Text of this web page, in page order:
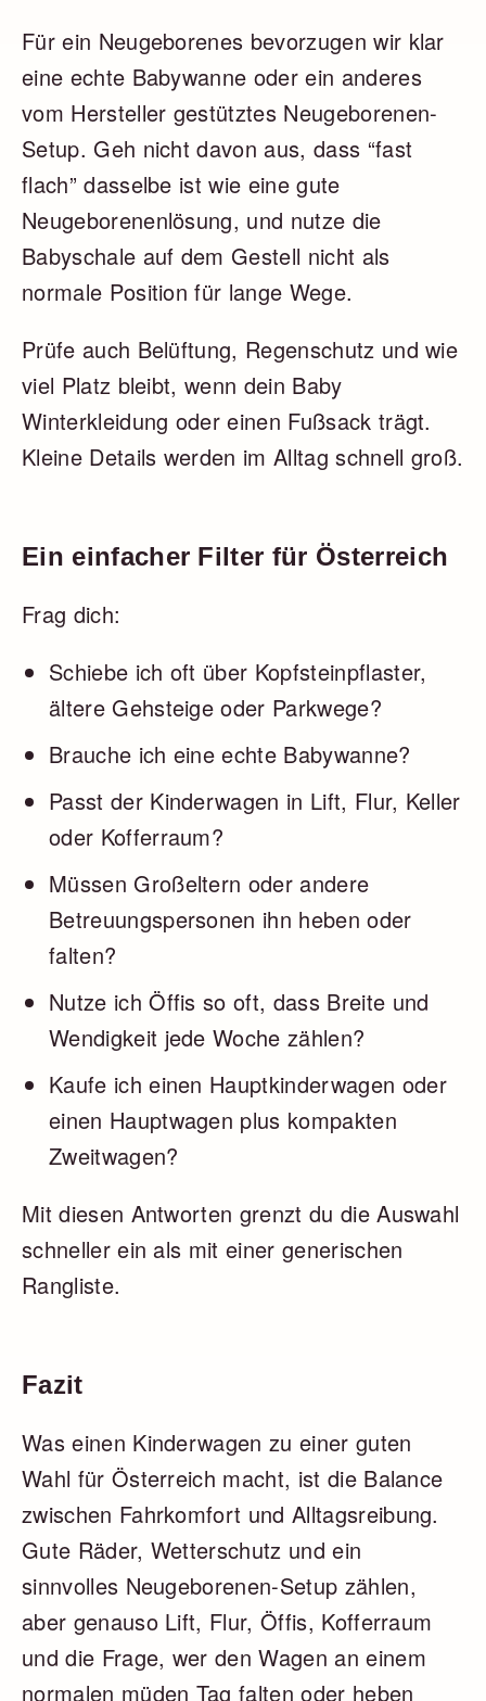
Für ein Neugeborenes bevorzugen wir klar
eine echte Babywanne oder ein anderes
vom Hersteller gestütztes Neugeborenen-
Setup. Geh nicht davon aus, dass “fast
flach” dasselbe ist wie eine gute
Neugeborenenlösung, und nutze die
Babyschale auf dem Gestell nicht als
normale Position für lange Wege.
Prüfe auch Belüftung, Regenschutz und wie
viel Platz bleibt, wenn dein Baby
Winterkleidung oder einen Fußsack trägt.
Kleine Details werden im Alltag schnell groß.
Ein einfacher Filter für Österreich
Frag dich:
Schiebe ich oft über Kopfsteinpflaster,
ältere Gehsteige oder Parkwege?
Brauche ich eine echte Babywanne?
Passt der Kinderwagen in Lift, Flur, Keller
oder Kofferraum?
Müssen Großeltern oder andere
Betreuungspersonen ihn heben oder
falten?
Nutze ich Öffis so oft, dass Breite und
Wendigkeit jede Woche zählen?
Kaufe ich einen Hauptkinderwagen oder
einen Hauptwagen plus kompakten
Zweitwagen?
Mit diesen Antworten grenzt du die Auswahl
schneller ein als mit einer generischen
Rangliste.
Fazit
Was einen Kinderwagen zu einer guten
Wahl für Österreich macht, ist die Balance
zwischen Fahrkomfort und Alltagsreibung.
Gute Räder, Wetterschutz und ein
sinnvolles Neugeborenen-Setup zählen,
aber genauso Lift, Flur, Öffis, Kofferraum
und die Frage, wer den Wagen an einem
normalen müden Tag falten oder heben